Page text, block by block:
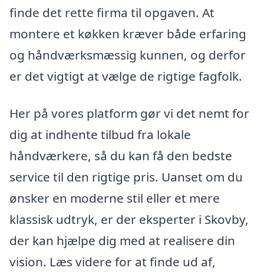
finde det rette firma til opgaven. At
montere et køkken kræver både erfaring
og håndværksmæssig kunnen, og derfor
er det vigtigt at vælge de rigtige fagfolk.
Her på vores platform gør vi det nemt for
dig at indhente tilbud fra lokale
håndværkere, så du kan få den bedste
service til den rigtige pris. Uanset om du
ønsker en moderne stil eller et mere
klassisk udtryk, er der eksperter i Skovby,
der kan hjælpe dig med at realisere din
vision. Læs videre for at finde ud af,